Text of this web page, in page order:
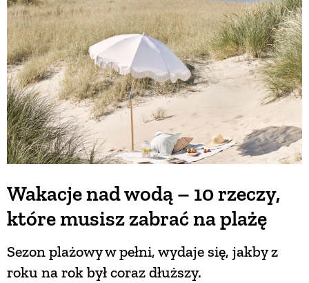
Wakacje nad wodą – 10 rzeczy,
które musisz zabrać na plażę
Sezon plażowy w pełni, wydaje się, jakby z
roku na rok był coraz dłuższy.
BUDUJEMY DOM
OGRÓD
WARZYWA I OWOCE
PORADY
ZIELEŃ W DOMU